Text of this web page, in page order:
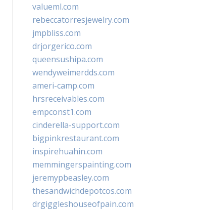
valueml.com
rebeccatorresjewelry.com
jmpbliss.com
drjorgerico.com
queensushipa.com
wendyweimerdds.com
ameri-camp.com
hrsreceivables.com
empconst1.com
cinderella-support.com
bigpinkrestaurant.com
inspirehuahin.com
memmingerspainting.com
jeremypbeasley.com
thesandwichdepotcos.com
drgiggleshouseofpain.com